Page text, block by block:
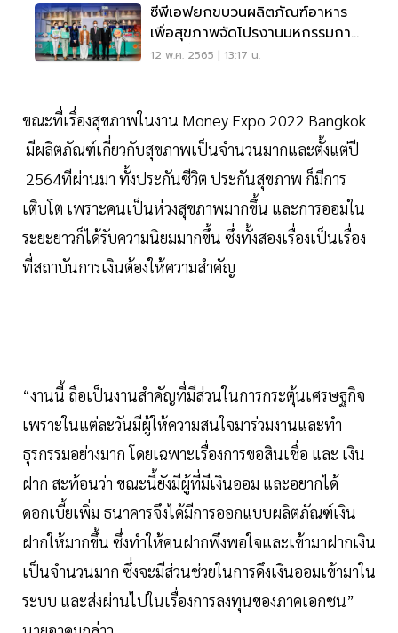
ซีพีเอฟยกขบวนผลิตภัณฑ์อาหาร
เพื่อสุขภาพจัดโปรงานมหกรรมการ
เงิน ครั้งที่ 22
12 พ.ค. 2565 | 13:17 น.
ขณะที่เรื่องสุขภาพในงาน Money Expo 2022 Bangkok
มีผลิตภัณฑ์เกี่ยวกับสุขภาพเป็นจำนวนมากและตั้งแต่ปี
2564ทีผ่านมา ทั้งประกันชีวิต ประกันสุขภาพ ก็มีการ
เติบโต เพราะคนเป็นห่วงสุขภาพมากขึ้น และการออมใน
ระยะยาวก็ได้รับความนิยมมากขึ้น ซึ่งทั้งสองเรื่องเป็นเรื่อง
ที่สถาบันการเงินต้องให้ความสำคัญ
“งานนี้ ถือเป็นงานสำคัญที่มีส่วนในการกระตุ้นเศรษฐกิจ
เพราะในแต่ละวันมีผู้ให้ความสนใจมาร่วมงานและทำ
ธุรกรรมอย่างมาก โดยเฉพาะเรื่องการขอสินเชื่อ และ เงิน
ฝาก สะท้อนว่า ขณะนี้ยังมีผู้ที่มีเงินออม และอยากได้
ดอกเบี้ยเพิ่ม ธนาคารจึงได้มีการออกแบบผลิตภัณฑ์เงิน
ฝากให้มากขึ้น ซึ่งทำให้คนฝากพึงพอใจและเข้ามาฝากเงิน
เป็นจำนวนมาก ซึ่งจะมีส่วนช่วยในการดึงเงินออมเข้ามาใน
ระบบ และส่งผ่านไปในเรื่องการลงทุนของภาคเอกชน”